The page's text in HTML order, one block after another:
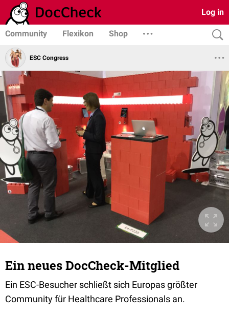
Log in
Community Flexikon Shop
ESC Congress
Ein neues DocCheck-Mitglied
Ein ESC-Besucher schließt sich Europas größter
Community für Healthcare Professionals an.